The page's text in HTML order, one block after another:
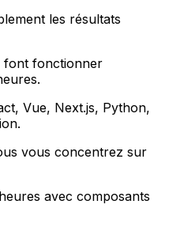
les résultats
font fonctionner
.
Vue, Next.js, Python,
.
vous concentrez sur
avec composants